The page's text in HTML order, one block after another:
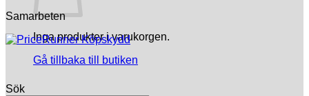
Inga produkter i varukorgen.
Gå tillbaka till butiken
Samarbeten
Sök